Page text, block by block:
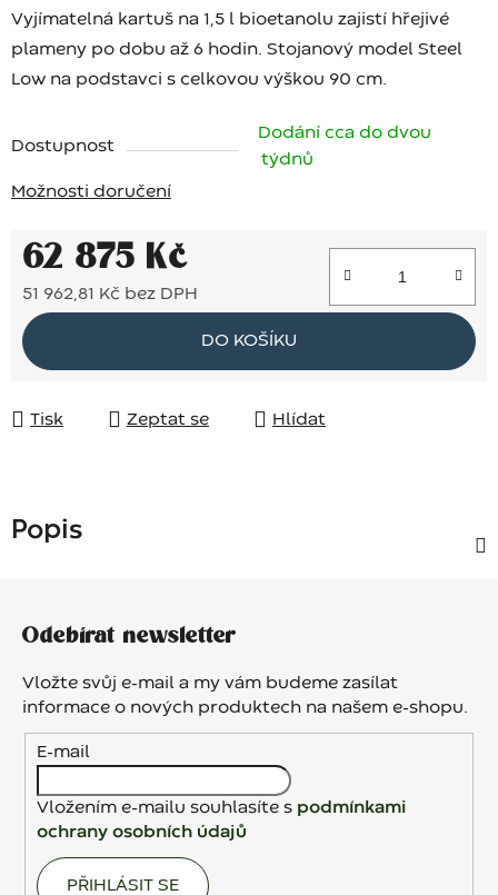
Vyjímatelná kartuš na 1,5 l bioetanolu zajistí hřejivé
plameny po dobu až 6 hodin. Stojanový model Steel
Low na podstavci s celkovou výškou 90 cm.
Dostupnost
Dodání cca do dvou
týdnů
Možnosti doručení
62 875 Kč
51 962,81 Kč bez DPH
Měrná cena:
DO KOŠÍKU
Tisk Zeptat se Hlídat
Popis
Odebírat newsletter
Vložte svůj e-mail a my vám budeme zasílat
informace o nových produktech na našem e-shopu.
E-mail
Vložením e-mailu souhlasíte s podmínkami
ochrany osobních údajů
PŘIHLÁSIT SE